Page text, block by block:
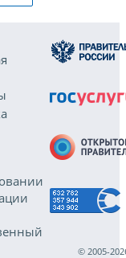
© 2005-